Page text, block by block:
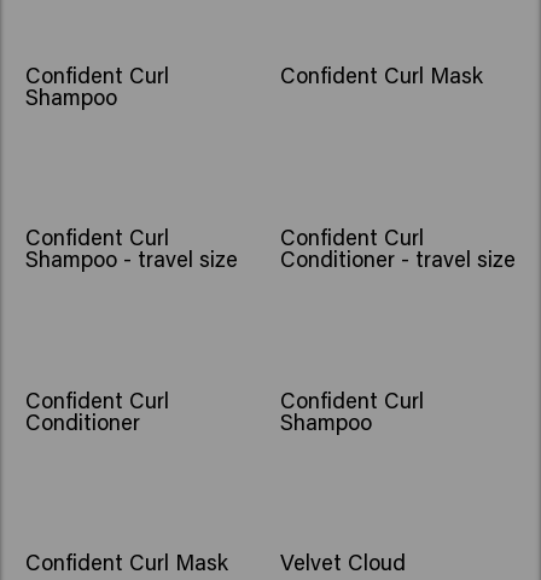
Confident Curl
Shampoo
Confident Curl Mask
Confident Curl
Shampoo - travel size
Confident Curl
Conditioner - travel size
Confident Curl
Conditioner
Confident Curl
Shampoo
Confident Curl Mask Velvet Cloud